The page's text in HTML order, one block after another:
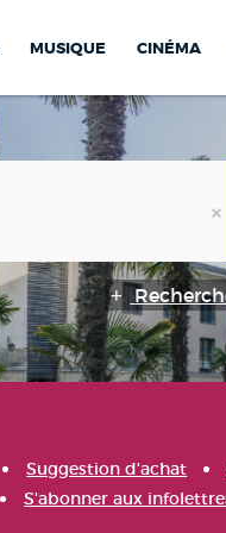
MUSIQUE CINÉMA
Suggestion d'achat
S'abonner aux